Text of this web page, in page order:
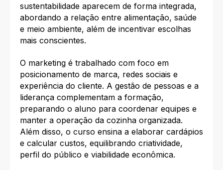
sustentabilidade aparecem de forma integrada,
abordando a relação entre alimentação, saúde
e meio ambiente, além de incentivar escolhas
mais conscientes.​
O marketing é trabalhado com foco em
posicionamento de marca, redes sociais e
experiência do cliente. A gestão de pessoas e a
liderança complementam a formação,
preparando o aluno para coordenar equipes e
manter a operação da cozinha organizada.
Além disso, o curso ensina a elaborar cardápios
e calcular custos, equilibrando criatividade,
perfil do público e viabilidade econômica.